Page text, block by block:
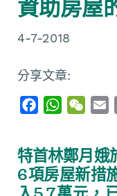
資助房屋
4-7-2018
分享文章:
e
b
W
t
s
W
h
a
i
l
特首林鄭月娥
6項房屋新措